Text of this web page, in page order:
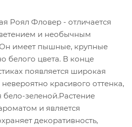
Роял Фловер - отличается
и необычным
имеет пышные, крупные
белого цвета. В конце
появляется широкая
красивого оттенка,
бело-зеленой.Растение
и является
декоративность,